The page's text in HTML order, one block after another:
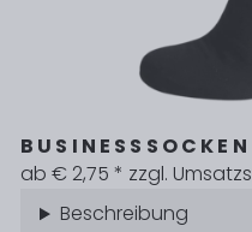
ab € 2,75 * zzgl.
Beschreibung